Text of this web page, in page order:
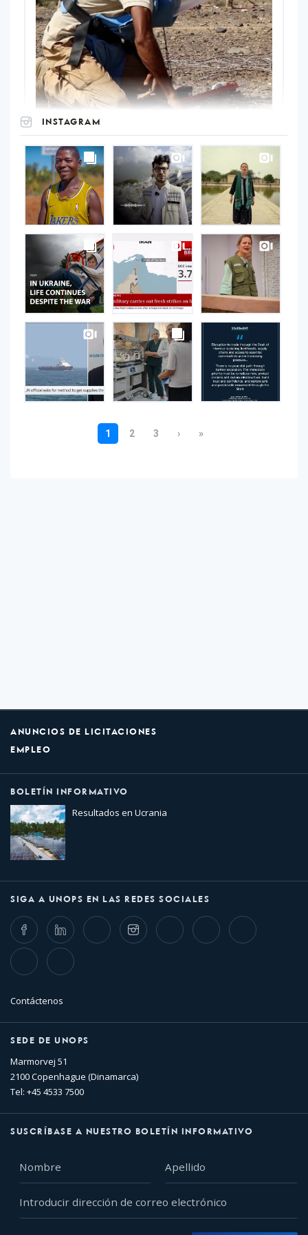
INSTAGRAM
UNOPS
on
Instagram
ANUNCIOS DE LICITACIONES
EMPLEO
BOLETÍN INFORMATIVO
Resultados en Ucrania
SIGA A UNOPS EN LAS REDES SOCIALES
FacebookLinkedIn Twitter InstagramWhatsappBluesky Threads
TikTok Flickr
Contáctenos
SEDE DE UNOPS
Marmorvej 51
2100 Copenhague (Dinamarca)
Tel: +45 4533 7500
SUSCRÍBASE A NUESTRO BOLETÍN INFORMATIVO
dirección